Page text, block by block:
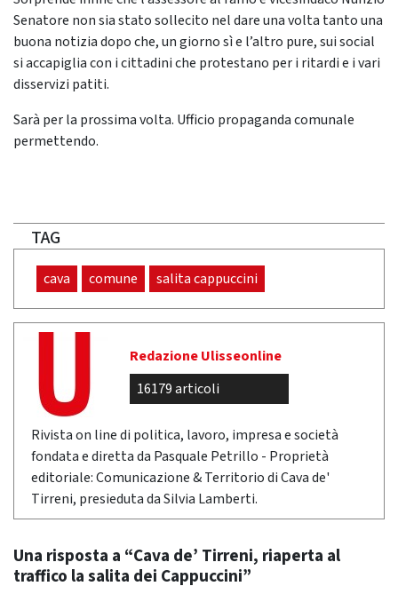
Senatore non sia stato sollecito nel dare una volta tanto una
buona notizia dopo che, un giorno sì e l’altro pure, sui social
si accapiglia con i cittadini che protestano per i ritardi e i vari
disservizi patiti.
Sarà per la prossima volta. Ufficio propaganda comunale
permettendo.
TAG
cava comune salita cappuccini
Redazione Ulisseonline
16179 articoli
Rivista on line di politica, lavoro, impresa e società
fondata e diretta da Pasquale Petrillo - Proprietà
editoriale: Comunicazione & Territorio di Cava de'
Tirreni, presieduta da Silvia Lamberti.
Una risposta a “Cava de’ Tirreni, riaperta al
traffico la salita dei Cappuccini”